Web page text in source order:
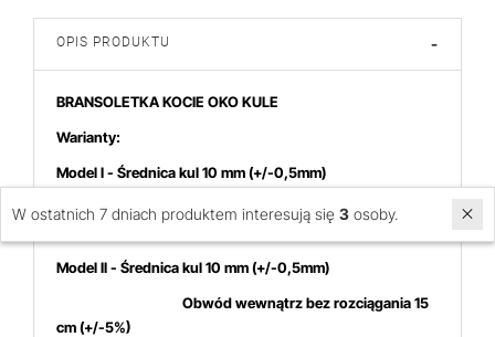
OPIS PRODUKTU -
BRANSOLETKA KOCIE OKO KULE
Warianty:
Model I - Średnica kul 10 mm (+/-0,5mm)
Obwód wewnątrz bez rozciągania 17
Model II - Średnica kul 10 mm (+/-0,5mm)
Obwód wewnątrz bez rozciągania 15
cm (+/-5%)
W ostatnich 7 dniach produktem interesują się 3 osoby.